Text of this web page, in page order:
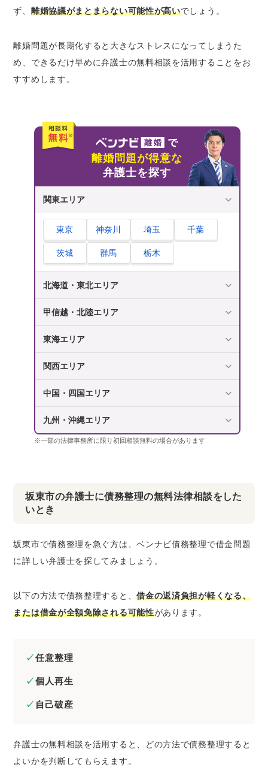
ず、 離婚協議がまとまらない可能性が高いでしょう。
離婚問題が長期化すると大きなストレスになってしまうた
め、できるだけ早めに弁護士の無料相談を活用することをお
すすめします。
離婚問題が得意な
弁護士を探す
関東エリア
東京 神奈川 埼玉 千葉
茨城 群馬 栃木
北海道・東北エリア
甲信越・北陸エリア
東海エリア
関西エリア
中国・四国エリア
九州・沖縄エリア
※一部の法律事務所に限り初回相談無料の場合があります
坂東市の弁護士に債務整理の無料法律相談をした
いとき
坂東市で債務整理を急ぐ方は、ベンナビ債務整理で借金問題
に詳しい弁護士を探してみましょう。
以下の方法で債務整理すると、借金の返済負担が軽くなる、
または借金が全額免除される可能性があります。
任意整理
個人再生
自己破産
弁護士の無料相談を活用すると、どの方法で債務整理すると
よいかを判断してもらえます。